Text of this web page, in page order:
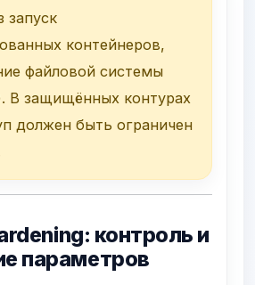
запуск
контейнеров,
файловой системы
В защищённых контурах
должен быть ограничен
контроль и
параметров